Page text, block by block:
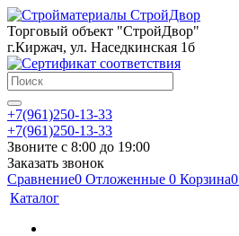
Торговый объект "СтройДвор"
г.Киржач, ул. Наседкинская 1б
+7(961)250-13-33
+7(961)250-13-33
Звоните с 8:00 до 19:00
Заказать звонок
Сравнение0 Отложенные 0 Корзина0
Каталог